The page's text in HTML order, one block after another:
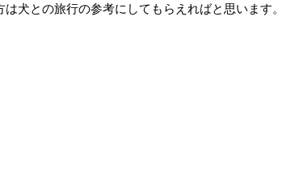
犬との旅行の参考にしてもらえればと思います。